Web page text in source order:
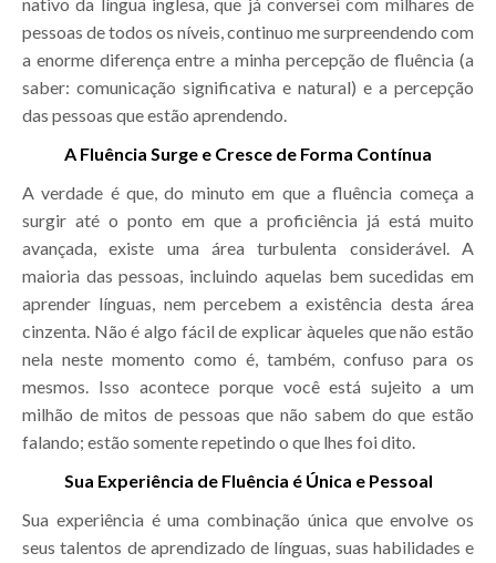
pessoas de todos os níveis, continuo me surpreendendo com
a enorme diferença entre a minha percepção de fluência (a
saber: comunicação significativa e natural) e a percepção
das pessoas que estão aprendendo.
A Fluência Surge e Cresce de Forma Contínua
A verdade é que, do minuto em que a fluência começa a
surgir até o ponto em que a proficiência já está muito
avançada, existe uma área turbulenta considerável. A
maioria das pessoas, incluindo aquelas bem sucedidas em
aprender línguas, nem percebem a existência desta área
cinzenta. Não é algo fácil de explicar àqueles que não estão
nela neste momento como é, também, confuso para os
mesmos. Isso acontece porque você está sujeito a um
milhão de mitos de pessoas que não sabem do que estão
falando; estão somente repetindo o que lhes foi dito.
Sua Experiência de Fluência é Única e Pessoal
Sua experiência é uma combinação única que envolve os
seus talentos de aprendizado de línguas, suas habilidades e